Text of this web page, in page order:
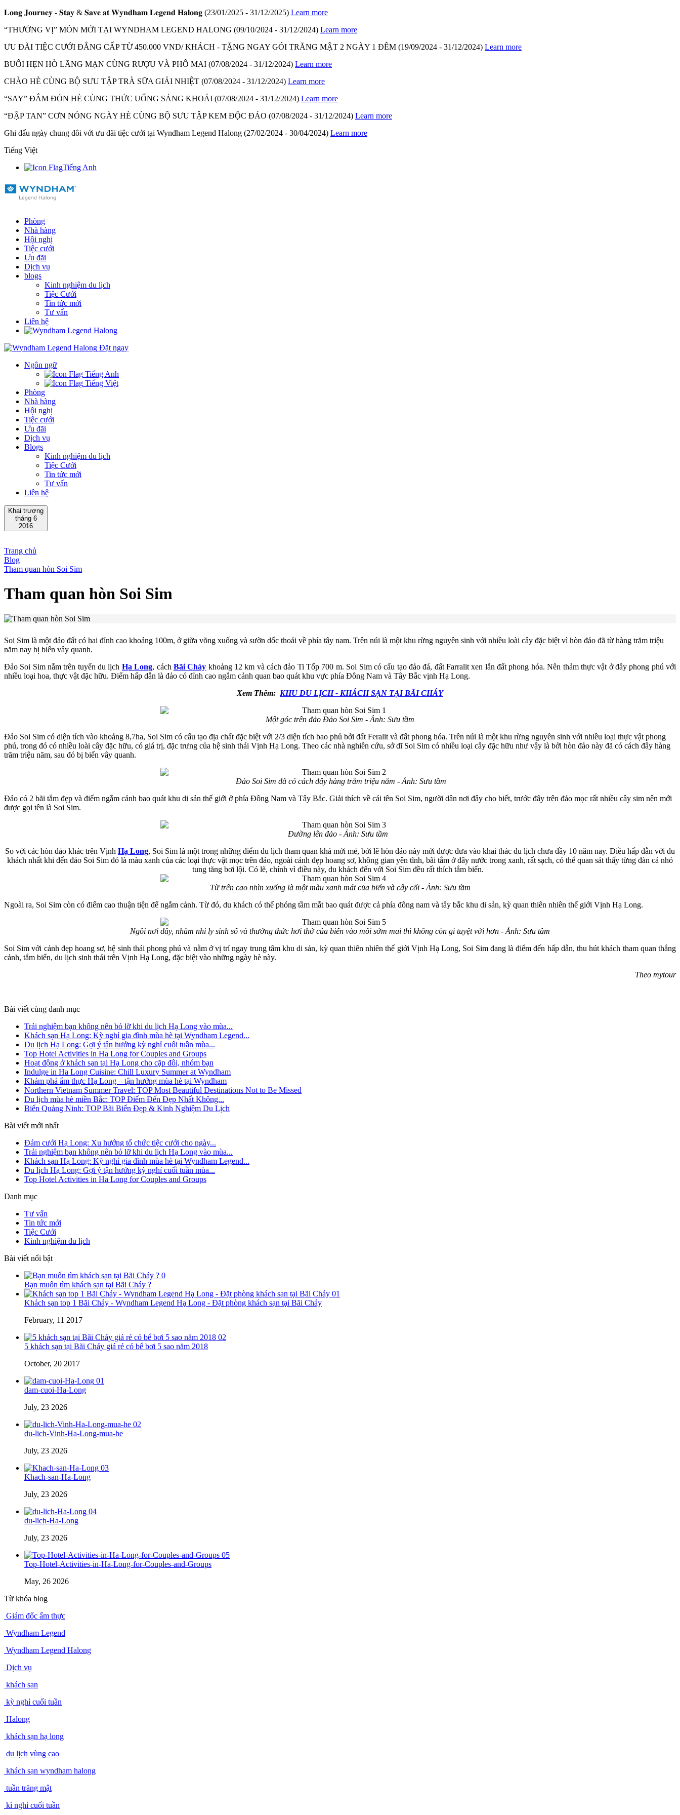
𝐋𝐨𝐧𝐠 𝐉𝐨𝐮𝐫𝐧𝐞𝐲 - 𝐒𝐭𝐚𝐲 & 𝐒𝐚𝐯𝐞 𝐚𝐭 𝐖𝐲𝐧𝐝𝐡𝐚𝐦 𝐋𝐞𝐠𝐞𝐧𝐝 𝐇𝐚𝐥𝐨𝐧𝐠 (23/01/2025 - 31/12/2025) Learn more
“THƯỞNG VỊ” MÓN MỚI TẠI WYNDHAM LEGEND HALONG (09/10/2024 - 31/12/2024) Learn more
ƯU ĐÃI TIỆC CƯỚI ĐẲNG CẤP TỪ 450.000 VND/ KHÁCH - TẶNG NGAY GÓI TRĂNG MẬT 2 NGÀY 1 ĐÊM (19/09/2024 - 31/12/2024) Learn more
BUỔI HẸN HÒ LÃNG MẠN CÙNG RƯỢU VÀ PHÔ MAI (07/08/2024 - 31/12/2024) Learn more
CHÀO HÈ CÙNG BỘ SƯU TẬP TRÀ SỮA GIẢI NHIỆT (07/08/2024 - 31/12/2024) Learn more
“SAY” ĐẮM ĐÓN HÈ CÙNG THỨC UỐNG SẢNG KHOÁI (07/08/2024 - 31/12/2024) Learn more
“ĐẬP TAN” CƠN NÓNG NGÀY HÈ CÙNG BỘ SƯU TẬP KEM ĐỘC ĐÁO (07/08/2024 - 31/12/2024) Learn more
Ghi dấu ngày chung đôi với ưu đãi tiệc cưới tại Wyndham Legend Halong (27/02/2024 - 30/04/2024) Learn more
Tiếng Việt
Tiếng Anh
Phòng
Nhà hàng
Hội nghị
Tiệc cưới
Ưu đãi
Dịch vụ
blogs
Kinh nghiệm du lịch
Tiệc Cưới
Tin tức mới
Tư vấn
Liên hệ
Đặt ngay
Ngôn ngữ
Tiếng Anh
Tiếng Việt
Phòng
Nhà hàng
Hội nghị
Tiệc cưới
Ưu đãi
Dịch vụ
Blogs
Kinh nghiệm du lịch
Tiệc Cưới
Tin tức mới
Tư vấn
Liên hệ
Khai trương
tháng 6
2016
Trang chủ
Blog
Tham quan hòn Soi Sim
Tham quan hòn Soi Sim
Soi Sim là một đảo đất có hai đỉnh cao khoảng 100m, ở giữa võng xuống và sườn dốc thoải về phía tây nam. Trên núi là một khu rừng nguyên sinh với nhiều loài cây đặc biệt vì hòn đảo đã từ hàng trăm triệu
năm nay bị biển vây quanh.
Đảo Soi Sim nằm trên tuyến du lịch Hạ Long, cách Bãi Cháy khoảng 12 km và cách đảo Ti Tốp 700 m. Soi Sim có cấu tạo đảo đá, đất Farralit xen lẫn đất phong hóa. Nên thảm thực vật ở đây phong phú với
nhiều loại hoa, thực vật đặc hữu. Điểm hấp dẫn là đảo có đỉnh cao ngắm cảnh quan bao quát khu vực phía Đông Nam và Tây Bắc vịnh Hạ Long.
Xem Thêm: KHU DU LỊCH - KHÁCH SẠN TẠI BÃI CHÁY
Một góc trên đảo Đảo Soi Sim - Ảnh: Sưu tầm
Đảo Soi Sim có diện tích vào khoảng 8,7ha, Soi Sim có cấu tạo địa chất đặc biệt với 2/3 diện tích bao phủ bởi đất Feralit và đất phong hóa. Trên núi là một khu rừng nguyên sinh với nhiều loại thực vật phong
phú, trong đó có nhiều loài cây đặc hữu, có giá trị, đặc trưng của hệ sinh thái Vịnh Hạ Long. Theo các nhà nghiên cứu, sở dĩ Soi Sim có nhiều loại cây đặc hữu như vậy là bởi hòn đảo này đã có cách đây hàng
trăm triệu năm, sau đó bị biển vây quanh.
Đảo Soi Sim đã có cách đây hàng trăm triệu năm - Ảnh: Sưu tầm
Đảo có 2 bãi tắm đẹp và điểm ngắm cảnh bao quát khu di sản thế giới ở phía Đông Nam và Tây Bắc. Giải thích về cái tên Soi Sim, người dân nơi đây cho biết, trước đây trên đảo mọc rất nhiều cây sim nên mới
được gọi tên là Soi Sim.
Đường lên đảo - Ảnh: Sưu tầm
So với các hòn đảo khác trên Vịnh Hạ Long, Soi Sim là một trong những điểm du lịch tham quan khá mới mẻ, bởi lẽ hòn đảo này mới được đưa vào khai thác du lịch chưa đầy 10 năm nay. Điều hấp dẫn với du
khách nhất khi đến đảo Soi Sim đó là màu xanh của các loại thực vật mọc trên đảo, ngoài cảnh đẹp hoang sơ, không gian yên tĩnh, bãi tắm ở đây nước trong xanh, rất sạch, có thể quan sát thấy từng đàn cá nhỏ
tung tăng bơi lội. Có lẽ, chính vì điều này, du khách đến với Soi Sim đều rất thích tắm biển.
Từ trên cao nhìn xuống là một màu xanh mát của biển và cây cối - Ảnh: Sưu tầm
Ngoài ra, Soi Sim còn có điểm cao thuận tiện để ngắm cảnh. Từ đó, du khách có thể phóng tầm mắt bao quát được cả phía đông nam và tây bắc khu di sản, kỳ quan thiên nhiên thế giới Vịnh Hạ Long.
Ngồi nơi đây, nhâm nhi ly sinh số và thưởng thức hơi thở của biển vào mỗi sớm mai thì không còn gì tuyệt vời hơn - Ảnh: Sưu tầm
Soi Sim với cảnh đẹp hoang sơ, hệ sinh thái phong phú và nằm ở vị trí ngay trung tâm khu di sản, kỳ quan thiên nhiên thế giới Vịnh Hạ Long, Soi Sim đang là điểm đến hấp dẫn, thu hút khách tham quan thắng
cảnh, tắm biển, du lịch sinh thái trên Vịnh Hạ Long, đặc biệt vào những ngày hè này.
Theo mytour
Bài viết cùng danh mục
Trải nghiệm bạn không nên bỏ lỡ khi du lịch Hạ Long vào mùa...
Khách sạn Hạ Long: Kỳ nghỉ gia đình mùa hè tại Wyndham Legend...
Du lịch Hạ Long: Gợi ý tận hưởng kỳ nghỉ cuối tuần mùa...
Top Hotel Activities in Ha Long for Couples and Groups
Hoạt động ở khách sạn tại Hạ Long cho cặp đôi, nhóm bạn
Indulge in Ha Long Cuisine: Chill Luxury Summer at Wyndham
Khám phá ẩm thực Hạ Long – tận hưởng mùa hè tại Wyndham
Northern Vietnam Summer Travel: TOP Most Beautiful Destinations Not to Be Missed
Du lịch mùa hè miền Bắc: TOP Điểm Đến Đẹp Nhất Không...
Biển Quảng Ninh: TOP Bãi Biển Đẹp & Kinh Nghiệm Du Lịch
Bài viết mới nhất
Đám cưới Hạ Long: Xu hướng tổ chức tiệc cưới cho ngày...
Trải nghiệm bạn không nên bỏ lỡ khi du lịch Hạ Long vào mùa...
Khách sạn Hạ Long: Kỳ nghỉ gia đình mùa hè tại Wyndham Legend...
Du lịch Hạ Long: Gợi ý tận hưởng kỳ nghỉ cuối tuần mùa...
Top Hotel Activities in Ha Long for Couples and Groups
Danh mục
Tư vấn
Tin tức mới
Tiệc Cưới
Kinh nghiệm du lịch
Bài viết nổi bật
0
Bạn muốn tìm khách sạn tại Bãi Cháy ?
01
Khách sạn top 1 Bãi Cháy - Wyndham Legend Hạ Long - Đặt phòng khách sạn tại Bãi Cháy
February, 11 2017
02
5 khách sạn tại Bãi Cháy giá rẻ có bể bơi 5 sao năm 2018
October, 20 2017
01
dam-cuoi-Ha-Long
July, 23 2026
02
du-lich-Vinh-Ha-Long-mua-he
July, 23 2026
03
Khach-san-Ha-Long
July, 23 2026
04
du-lich-Ha-Long
July, 23 2026
05
Top-Hotel-Activities-in-Ha-Long-for-Couples-and-Groups
May, 26 2026
Từ khóa blog
Giám đốc ẩm thực
Wyndham Legend
Wyndham Legend Halong
Dịch vụ
khách sạn
kỳ nghỉ cuối tuần
Halong
khách sạn hạ long
du lịch vùng cao
khách sạn wyndham halong
tuần trăng mật
kì nghỉ cuối tuần